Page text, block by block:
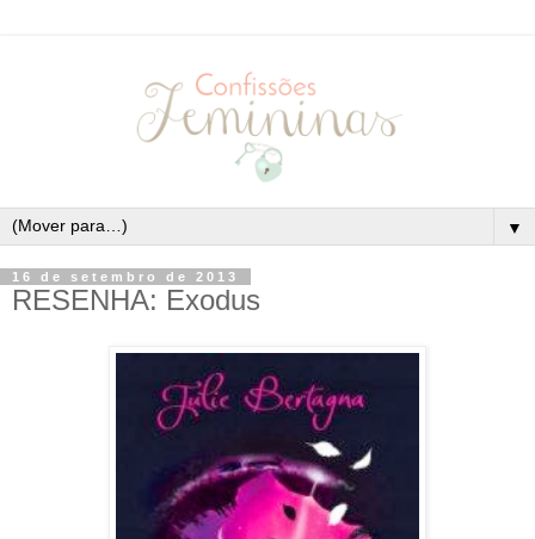
▼
16 de setembro de 2013
RESENHA: Exodus